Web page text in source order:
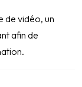
de vidéo, un
afin de